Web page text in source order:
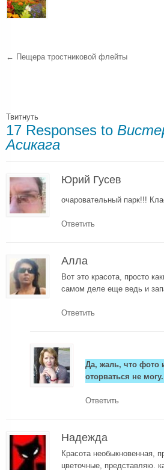
← Пещера тростниковой флейты
Твитнуть
17 Responses to
Асикага
Юрий Гусев
очаровательный парк!!!
Ответить
Алла
Вот это красота, просто
самом деле еще ведь и
Ответить
Да, жаль, что фото
оторваться не могу.
Ответить
Надежда
Красота необыкновенная,
цветочные, представляю.